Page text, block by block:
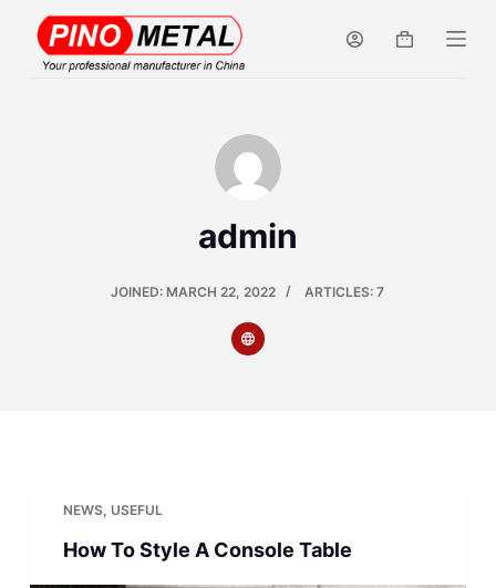
admin
JOINED: MARCH 22, 2022 ARTICLES: 7
NEWS, USEFUL
How To Style A Console Table